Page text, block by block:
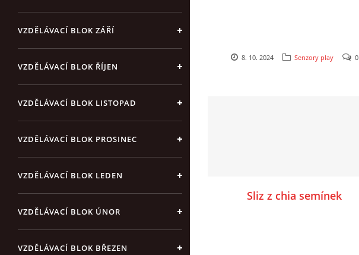
VZDĚLÁVACÍ BLOK ZÁŘÍ
VZDĚLÁVACÍ BLOK ŘÍJEN
VZDĚLÁVACÍ BLOK LISTOPAD
VZDĚLÁVACÍ BLOK PROSINEC
VZDĚLÁVACÍ BLOK LEDEN
VZDĚLÁVACÍ BLOK ÚNOR
VZDĚLÁVACÍ BLOK BŘEZEN
8. 10. 2024 Senzory play 0
Sliz z chia semínek